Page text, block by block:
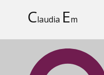
Claudia Em